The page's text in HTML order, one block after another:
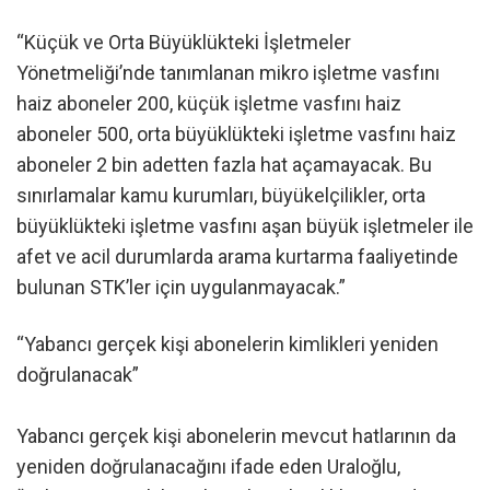
“Küçük ve Orta Büyüklükteki İşletmeler
Yönetmeliği’nde tanımlanan mikro işletme vasfını
haiz aboneler 200, küçük işletme vasfını haiz
aboneler 500, orta büyüklükteki işletme vasfını haiz
aboneler 2 bin adetten fazla hat açamayacak. Bu
sınırlamalar kamu kurumları, büyükelçilikler, orta
büyüklükteki işletme vasfını aşan büyük işletmeler ile
afet ve acil durumlarda arama kurtarma faaliyetinde
bulunan STK’ler için uygulanmayacak.”
“Yabancı gerçek kişi abonelerin kimlikleri yeniden
doğrulanacak”
Yabancı gerçek kişi abonelerin mevcut hatlarının da
yeniden doğrulanacağını ifade eden Uraloğlu,